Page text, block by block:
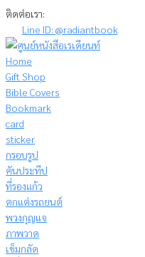
Skip
content
ติดต่อเรา:
Line ID: @radiantbook
Home
Gift Shop
Bible Covers
Bookmark
card
sticker
กรอบรูป
คันประทีป
ที่รองแก้ว
ตกแต่งรถยนต์
พวงกุญแจ
ภาพวาด
เข็มกลัด